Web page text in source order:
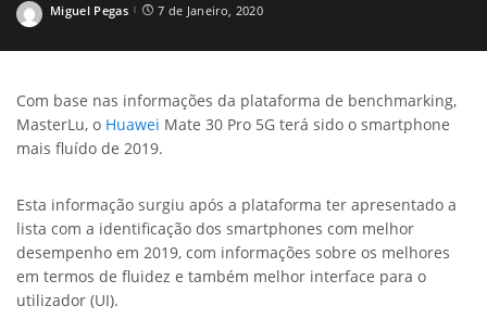
Posted
Miguel Pegas 7 de Janeiro, 2020
Com base nas informações da plataforma de benchmarking,
MasterLu, o Huawei Mate 30 Pro 5G terá sido o smartphone
mais fluído de 2019.
Esta informação surgiu após a plataforma ter apresentado a
lista com a identificação dos smartphones com melhor
desempenho em 2019, com informações sobre os melhores
em termos de fluidez e também melhor interface para o
utilizador (UI).